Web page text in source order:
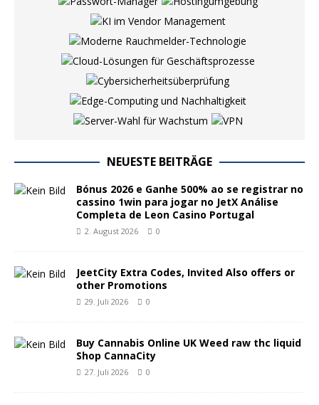
NEUESTE BEITRÄGE
Bónus 2026 e Ganhe 500% ao se registrar no
cassino 1win para jogar no JetX Análise
Completa de Leon Casino Portugal
2. August 2026 0
JeetCity Extra Codes, Invited Also offers or
other Promotions
29. Juli 2026 0
Buy Cannabis Online UK Weed raw thc liquid
Shop CannaCity
27. Juli 2026 0